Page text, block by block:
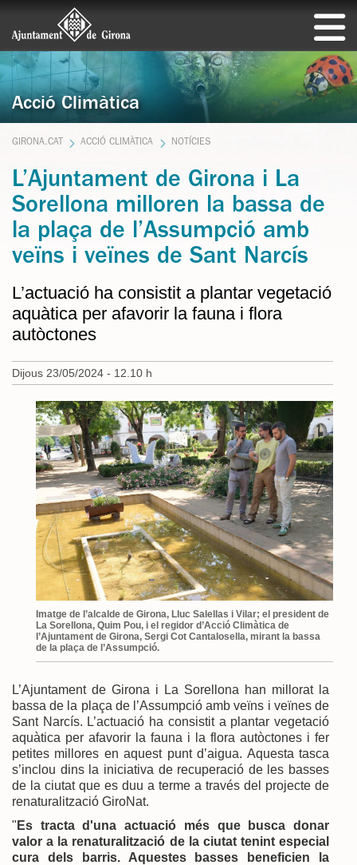
Acció Climàtica
GIRONA.CAT ACCIÓ CLIMÀTICA NOTÍCIES
L’Ajuntament de Girona i La
Sorellona milloren la bassa de
la plaça de l’Assumpció amb
veïns i veïnes de Sant Narcís
L’actuació ha consistit a plantar vegetació
aquàtica per afavorir la fauna i flora
autòctones
Dijous 23/05/2024 - 12.10 h
Imatge de l’alcalde de Girona, Lluc Salellas i Vilar; el president de
La Sorellona, Quim Pou, i el regidor d’Acció Climàtica de
l’Ajuntament de Girona, Sergi Cot Cantalosella, mirant la bassa
de la plaça de l’Assumpció.
L’Ajuntament de Girona i La Sorellona han millorat la
bassa de la plaça de l’Assumpció amb veïns i veïnes de
Sant Narcís. L’actuació ha consistit a plantar vegetació
aquàtica per afavorir la fauna i la flora autòctones i fer
petites millores en aquest punt d’aigua. Aquesta tasca
s’inclou dins la iniciativa de recuperació de les basses
de la ciutat que es duu a terme a través del projecte de
renaturalització GiroNat.
" Es tracta d'una actuació més que busca donar
valor a la renaturalització de la ciutat tenint especial
cura dels barris. Aquestes basses beneficien la